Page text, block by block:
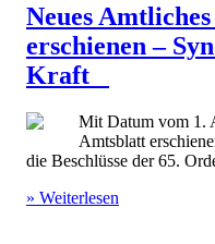
Neues
erschienen –
Kraft
Mit Datum vom 1.
Amtsblatt
die Beschlüsse der 65.
» Weiterlesen